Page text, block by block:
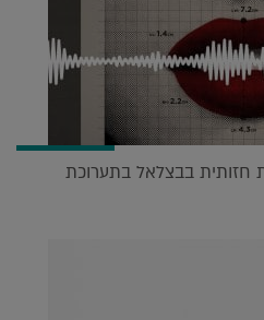
חזותית בבצלאל בתערוכת